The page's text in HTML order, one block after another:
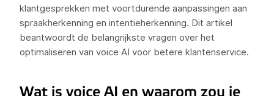
klantgesprekken met voortdurende aanpassingen aan
spraakherkenning en intentieherkenning. Dit artikel
beantwoordt de belangrijkste vragen over het
optimaliseren van voice AI voor betere klantenservice.
Wat is voice AI en waarom zou je